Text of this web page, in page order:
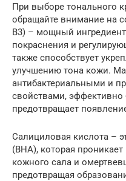
При выборе тонального
обращайте внимание на
B3) – мощный
покраснения и
также способствует
улучшению тона кожи.
антибактериальными и
свойствами, эффективно
предотвращает
Салициловая кислота –
(BHA), которая
кожного сала и
предотвращая